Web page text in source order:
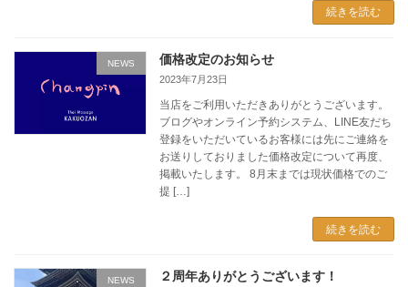
続きを読む
NEWS 価格改定のお知らせ
2023年7月23日
当店をご利用いただきありがとうございます。
ブログやオンライン予約システム、LINE友だち
登録をいただいているお客様には先にご連絡を
お送りしておりました価格改定について再度、
掲載いたします。 8月末までは現状価格でのご
提 […]
続きを読む
NEWS ２周年ありがとうございます！